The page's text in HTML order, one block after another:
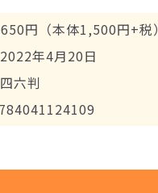
円（本体1,500円+税）
2022年4月20日
四六判